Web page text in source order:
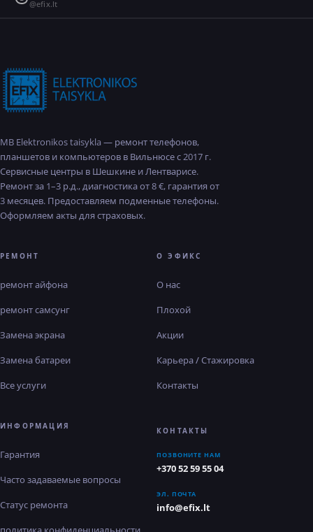
@efix.lt
MB Elektronikos taisykla — ремонт телефонов,
планшетов и компьютеров в Вильнюсе с 2017 г.
Сервисные центры в Шешкине и Лентварисе.
Ремонт за 1–3 р.д., диагностика от 8 €, гарантия от
3 месяцев. Предоставляем подменные телефоны.
Оформляем акты для страховых.
РЕМОНТ
ремонт айфона
ремонт самсунг
Замена экрана
Замена батареи
Все услуги
О ЭФИКС
О нас
Плохой
Акции
Карьера / Стажировка
Контакты
ИНФОРМАЦИЯ
Гарантия
Часто задаваемые вопросы
Статус ремонта
КОНТАКТЫ
ПОЗВОНИТЕ НАМ
+370 52 59 55 04
ЭЛ. ПОЧТА
info@efix.lt